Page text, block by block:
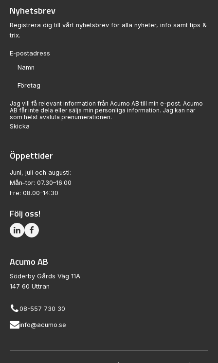
Nyhetsbrev
Registrera dig till vårt nyhetsbrev för alla nyheter, info samt tips &
trix.
Sektion
Jag vill få relevant information från Acumo AB till min e-post. Acumo
AB får inte dela eller sälja min personliga information. Jag kan när
som helst avsluta prenumerationen.
Skicka
Öppettider
Juni, juli och augusti:
Mån–tor: 07.30–16.00
Fre: 08.00–14:30
Följ oss!
Acumo AB
Söderby Gårds Väg 11A
147 60 Uttran
08-557 730 30
info@acumo.se